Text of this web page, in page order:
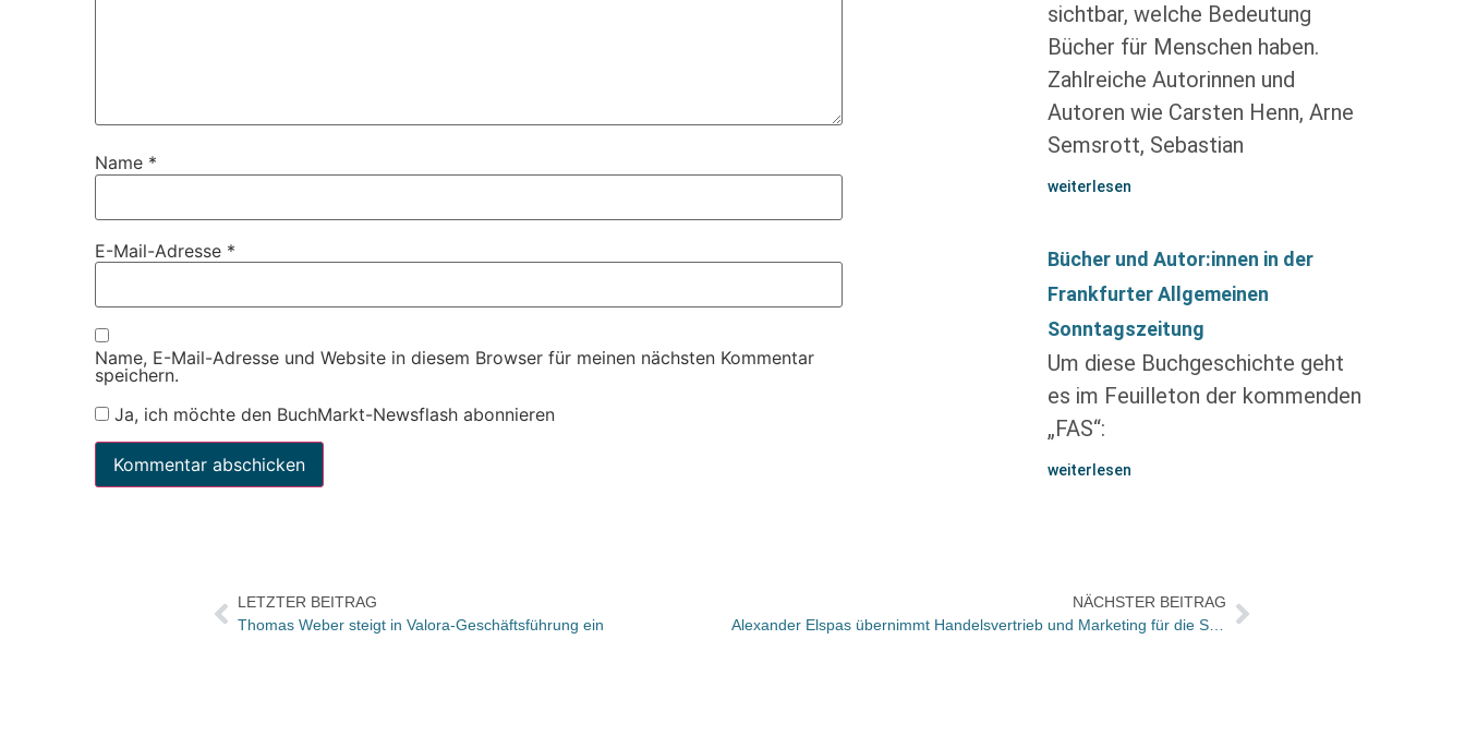
Name *
E-Mail-Adresse *
Name, E-Mail-Adresse und Website in diesem Browser für meinen nächsten Kommentar
speichern.
Ja, ich möchte den BuchMarkt-Newsflash abonnieren
sichtbar, welche Bedeutung
Bücher für Menschen haben.
Zahlreiche Autorinnen und
Autoren wie Carsten Henn, Arne
Semsrott, Sebastian
weiterlesen
Bücher und Autor:innen in der
Frankfurter Allgemeinen
Sonntagszeitung
Um diese Buchgeschichte geht
es im Feuilleton der kommenden
„FAS“:
weiterlesen
LETZTER BEITRAG
Thomas Weber steigt in Valora-Geschäftsführung ein
NÄCHSTER BEITRAG